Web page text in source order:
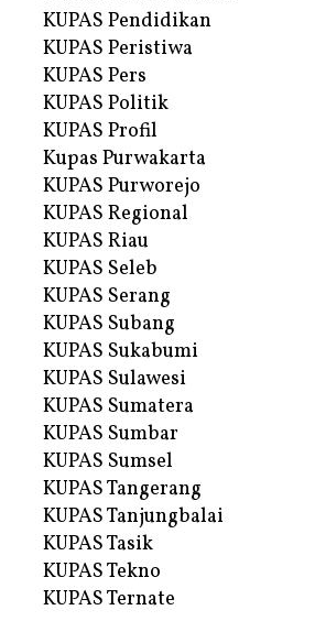
KUPAS Pendidikan
KUPAS Peristiwa
KUPAS Pers
KUPAS Politik
KUPAS Profil
Kupas Purwakarta
KUPAS Purworejo
KUPAS Regional
KUPAS Riau
KUPAS Seleb
KUPAS Serang
KUPAS Subang
KUPAS Sukabumi
KUPAS Sulawesi
KUPAS Sumatera
KUPAS Sumbar
KUPAS Sumsel
KUPAS Tangerang
KUPAS Tanjungbalai
KUPAS Tasik
KUPAS Tekno
KUPAS Ternate